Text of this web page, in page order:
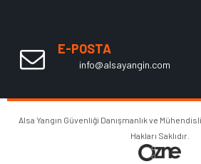
E-POSTA
info@alsayangin.com
Alsa Yangın Güvenliği Danışmanlık ve
Hakları Saklıdır.